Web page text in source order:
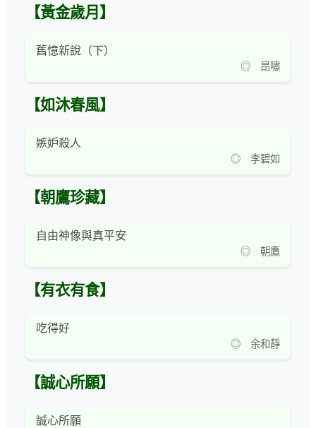
【黃金歲月】
舊憶新說（下）
◎ 昂嘯
【如沐春風】
嫉妒殺人
◎ 李碧如
【朝鷹珍藏】
自由神像與真平安
◎ 朝鷹
【有衣有食】
吃得好
◎ 余和靜
【誠心所願】
誠心所願